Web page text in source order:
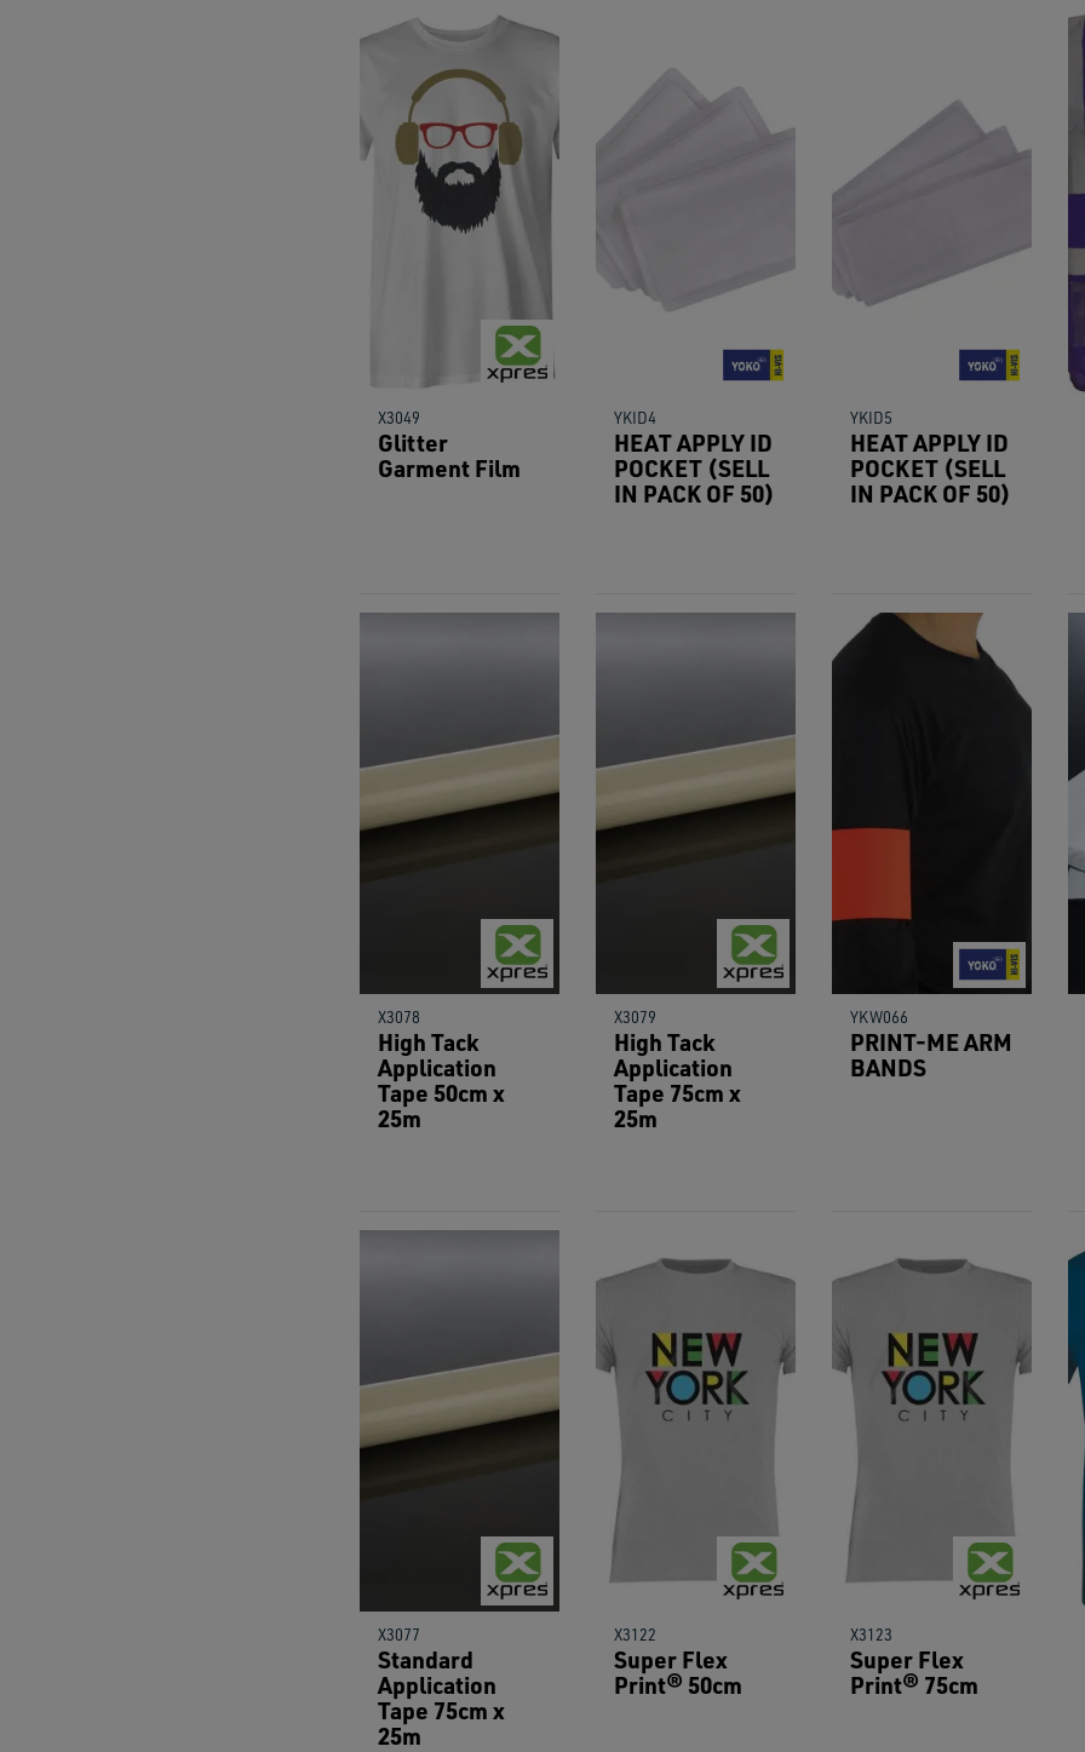
X3049
Glitter
Garment Film
YKID4
HEAT APPLY ID
POCKET (SELL
IN PACK OF 50)
YKID5
HEAT APPLY ID
POCKET (SELL
IN PACK OF 50)
X3078
High Tack
Application
Tape 50cm x
25m
X3079
High Tack
Application
Tape 75cm x
25m
YKW066
PRINT-ME ARM
BANDS
X3077
Standard
Application
Tape 75cm x
25m
X3122
Super Flex
Print® 50cm
X3123
Super Flex
Print® 75cm